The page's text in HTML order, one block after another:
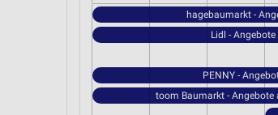
hagebaumarkt -
Lidl -
PENNY -
toom Baumarkt - Angebote